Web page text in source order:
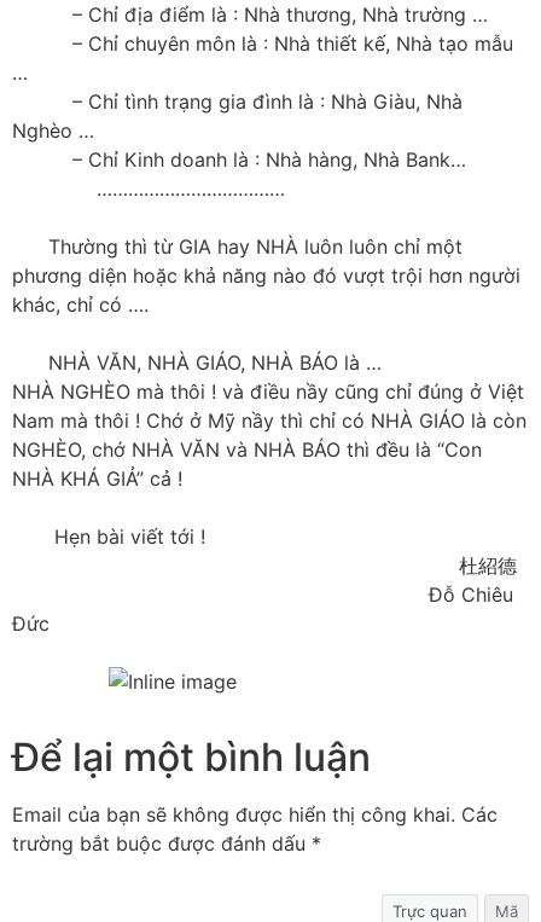
– Chỉ địa điểm là : Nhà thương, Nhà trường …
– Chỉ chuyên môn là : Nhà thiết kế, Nhà tạo mẫu
…
– Chỉ tình trạng gia đình là : Nhà Giàu, Nhà
Nghèo …
– Chỉ Kinh doanh là : Nhà hàng, Nhà Bank…
………………………………
Thường thì từ GIA hay NHÀ luôn luôn chỉ một
phương diện hoặc khả năng nào đó vượt trội hơn người
khác, chỉ có ….
NHÀ VĂN, NHÀ GIÁO, NHÀ BÁO là …
NHÀ NGHÈO mà thôi ! và điều nầy cũng chỉ đúng ở Việt
Nam mà thôi ! Chớ ở Mỹ nầy thì chỉ có NHÀ GIÁO là còn
NGHÈO, chớ NHÀ VĂN và NHÀ BÁO thì đều là “Con
NHÀ KHÁ GIẢ” cả !
Hẹn bài viết tới !
杜紹德
Đỗ Chiêu
Đức
Để lại một bình luận
Email của bạn sẽ không được hiển thị công khai. Các
trường bắt buộc được đánh dấu *
Trực quan Mã